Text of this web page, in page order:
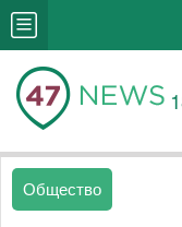
Общество